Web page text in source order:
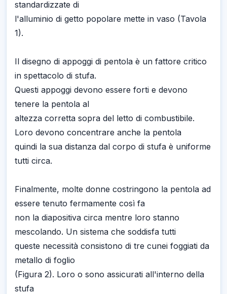
standardizzate di
l'alluminio di getto popolare mette in vaso (Tavola
1).
Il disegno di appoggi di pentola è un fattore critico
in spettacolo di stufa.
Questi appoggi devono essere forti e devono
tenere la pentola al
altezza corretta sopra del letto di combustibile.
Loro devono concentrare anche la pentola
quindi la sua distanza dal corpo di stufa è uniforme
tutti circa.
Finalmente, molte donne costringono la pentola ad
essere tenuto fermamente così fa
non la diapositiva circa mentre loro stanno
mescolando. Un sistema che soddisfa tutti
queste necessità consistono di tre cunei foggiati da
metallo di foglio
(Figura 2). Loro o sono assicurati all'interno della
stufa